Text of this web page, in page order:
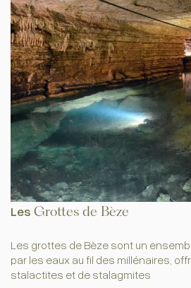
Les Grottes de Bèze
Les grottes de Bèze sont un
par les eaux au fil des millénaires,
stalactites et de stalagmites